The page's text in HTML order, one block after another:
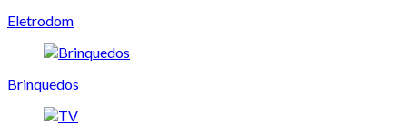
Eletrodom
Brinquedos